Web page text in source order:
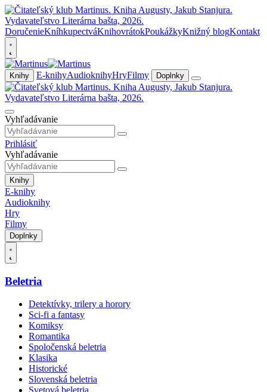
DoručenieKníhkupectváKnihovrátokPoukážkyKnižný blogKontakt
Knihy E-knihyAudioknihyHryFilmy Doplnky
Vyhľadávanie
Prihlásiť
Vyhľadávanie
Knihy
E-knihy
Audioknihy
Hry
Filmy
Doplnky
Beletria
Detektívky, trilery a horory
Sci-fi a fantasy
Komiksy
Romantika
Spoločenská beletria
Klasika
Historické
Slovenská beletria